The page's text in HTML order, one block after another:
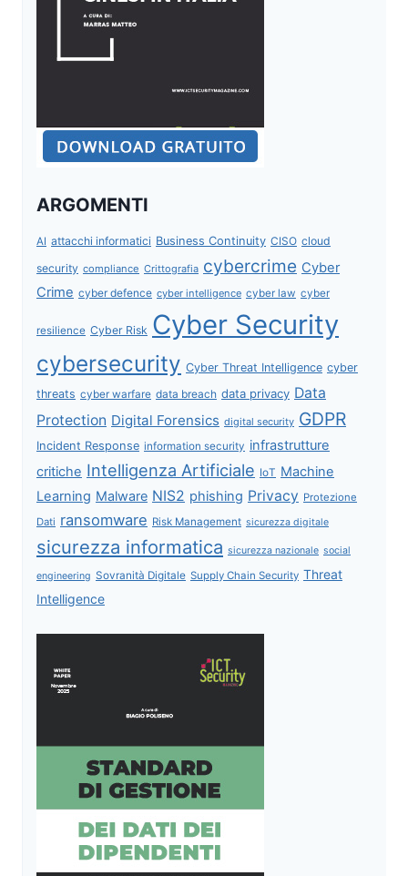
ARGOMENTI
AI attacchi informatici Business Continuity CISO cloud
security compliance Crittografia cybercrime Cyber
Crime cyber defence cyber intelligence cyber law cyber
resilience Cyber Risk Cyber Security
cybersecurity Cyber Threat Intelligence cyber
threats cyber warfare data breach data privacy Data
Protection Digital Forensics digital security GDPR
Incident Response information security infrastrutture
critiche Intelligenza Artificiale IoT Machine
Learning Malware NIS2 phishing Privacy Protezione
Dati ransomware Risk Management sicurezza digitale
sicurezza informatica sicurezza nazionale social
engineering Sovranità Digitale Supply Chain Security Threat
Intelligence